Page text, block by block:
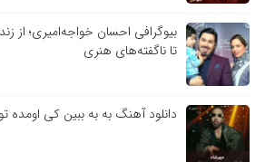
بیوگرافی احسان خواجه‌امیری؛
تا ناگفته‌های هنری
دانلود آهنگ به به ببین کی اومده